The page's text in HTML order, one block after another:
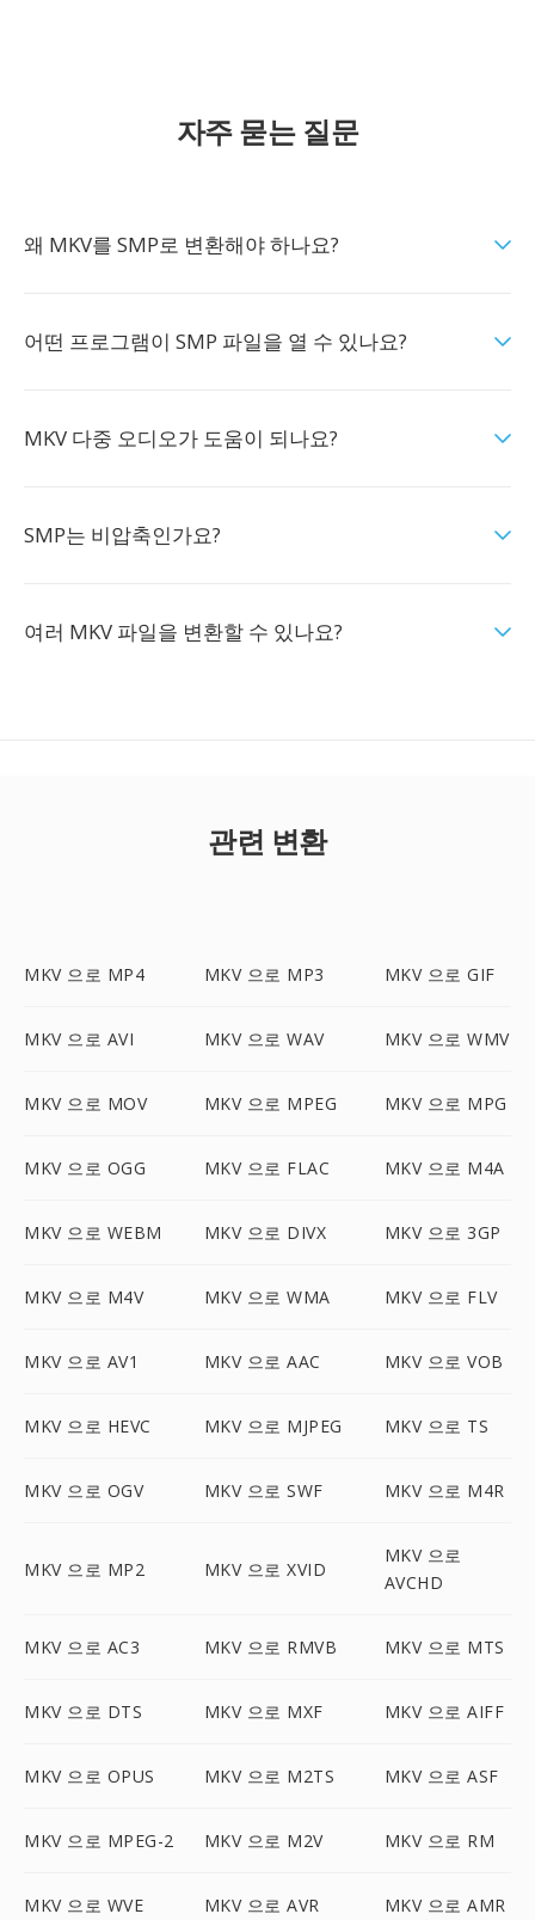
자주 묻는 질문
왜 MKV를 SMP로 변환해야 하나요?
어떤 프로그램이 SMP 파일을 열 수 있나요?
MKV 다중 오디오가 도움이 되나요?
SMP는 비압축인가요?
여러 MKV 파일을 변환할 수 있나요?
관련 변환
MKV 으로 MP4 MKV 으로 MP3 MKV 으로 GIF
MKV 으로 AVI MKV 으로 WAV MKV 으로 WMV
MKV 으로 MOV MKV 으로 MPEG MKV 으로 MPG
MKV 으로 OGG MKV 으로 FLAC MKV 으로 M4A
MKV 으로 WEBM MKV 으로 DIVX MKV 으로 3GP
MKV 으로 M4V MKV 으로 WMA MKV 으로 FLV
MKV 으로 AV1 MKV 으로 AAC MKV 으로 VOB
MKV 으로 HEVC MKV 으로 MJPEG MKV 으로 TS
MKV 으로 OGV MKV 으로 SWF MKV 으로 M4R
MKV 으로 MP2 MKV 으로 XVID
MKV 으로
AVCHD
MKV 으로 AC3 MKV 으로 RMVB MKV 으로 MTS
MKV 으로 DTS MKV 으로 MXF MKV 으로 AIFF
MKV 으로 OPUS MKV 으로 M2TS MKV 으로 ASF
MKV 으로 MPEG-2 MKV 으로 M2V MKV 으로 RM
MKV 으로 WVE MKV 으로 AVR MKV 으로 AMR